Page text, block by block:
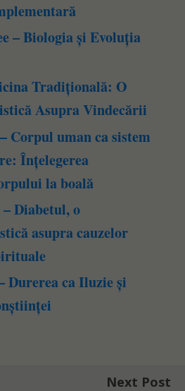
– Biologia și Evoluția
Tradițională: O
Asupra Vindecării
Corpul uman ca sistem
Înțelegerea
la boală
Diabetul, o
asupra cauzelor
Durerea ca Iluzie și
Next Post